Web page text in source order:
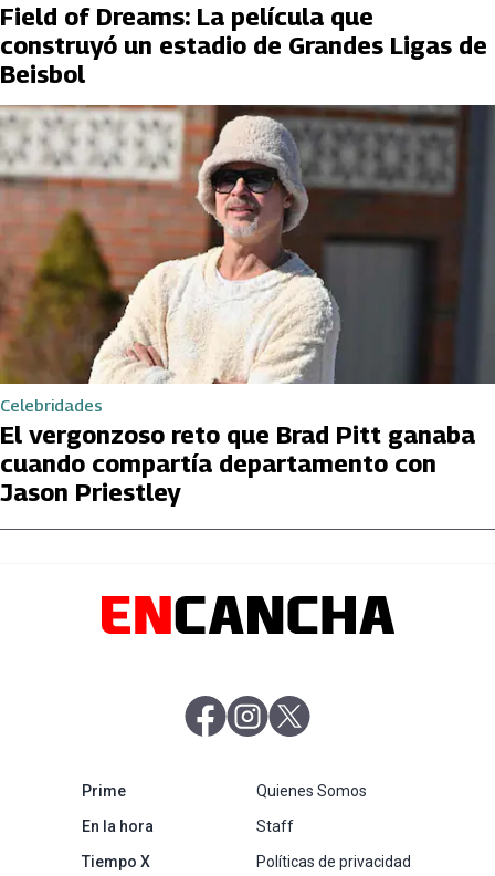
Field of Dreams: La película que
construyó un estadio de Grandes Ligas de
Beisbol
Celebridades
El vergonzoso reto que Brad Pitt ganaba
cuando compartía departamento con
Jason Priestley
abre en nueva pestaña
abre en nueva pestaña
Primeabre en nueva pestaña
En la horaabre en nueva pestaña
Tiempo Xabre en nueva pestaña
Quienes Somos
Staff
Políticas de privacidad